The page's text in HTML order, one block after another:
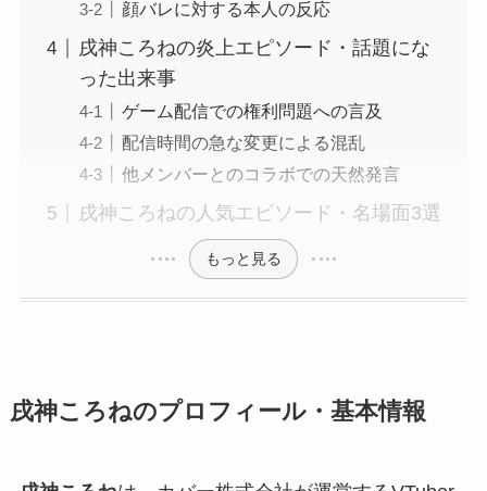
顔バレに対する本人の反応
戌神ころねの炎上エピソード・話題にな
った出来事
ゲーム配信での権利問題への言及
配信時間の急な変更による混乱
他メンバーとのコラボでの天然発言
戌神ころねの人気エピソード・名場面3選
もっと見る
戌神ころねのプロフィール・基本情報